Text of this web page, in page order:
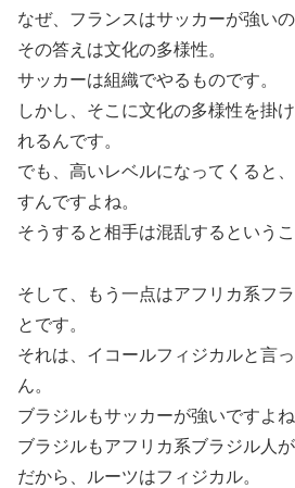
なぜ、フランスはサッカーが強いの
その答えは文化の多様性。
サッカーは組織でやるものです。
しかし、そこに文化の多様性を掛
れるんです。
でも、高いレベルになってくると
すんですよね。
そうすると相手は混乱するというこ
そして、もう一点はアフリカ系フ
とです。
それは、イコールフィジカルと言
ん。
ブラジルもサッカーが強いですよね
ブラジルもアフリカ系ブラジル人が
だから、ルーツはフィジカル。